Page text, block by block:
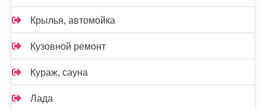
Крылья, автомойка
Кузовной ремонт
Кураж, сауна
Лада